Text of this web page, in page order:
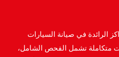
الرائدة في صيانة السيارات
متكاملة تشمل الفحص الشامل،